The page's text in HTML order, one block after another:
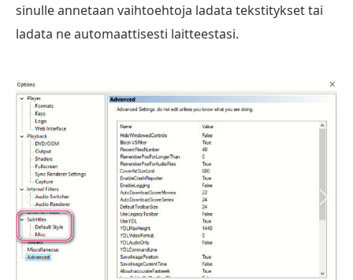
sinulle annetaan vaihtoehtoja ladata tekstitykset tai
ladata ne automaattisesti laitteestasi.